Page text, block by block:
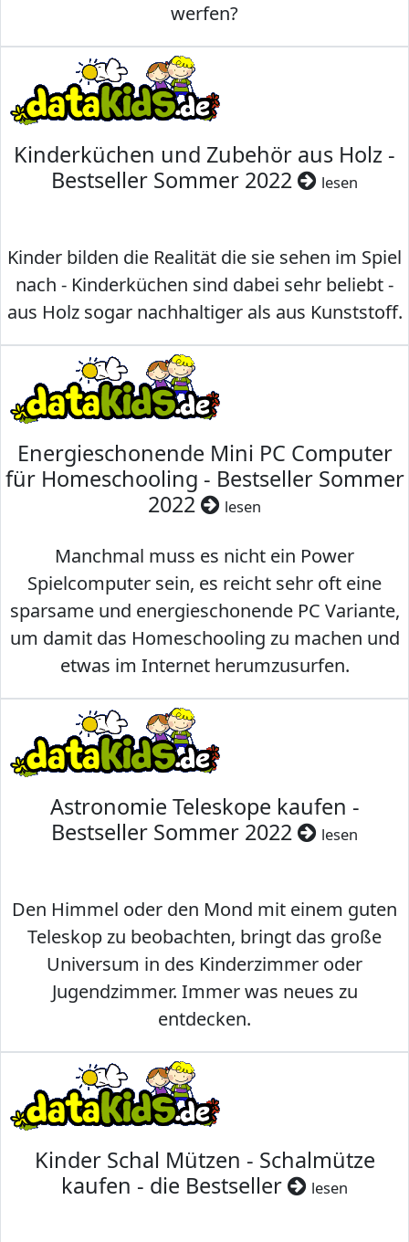
werfen?
Kinderküchen und Zubehör aus Holz -
Bestseller Sommer 2022
lesen
Kinder bilden die Realität die sie sehen im Spiel
nach - Kinderküchen sind dabei sehr beliebt -
aus Holz sogar nachhaltiger als aus Kunststoff.
Energieschonende Mini PC Computer
für Homeschooling - Bestseller Sommer
2022
lesen
Manchmal muss es nicht ein Power
Spielcomputer sein, es reicht sehr oft eine
sparsame und energieschonende PC Variante,
um damit das Homeschooling zu machen und
etwas im Internet herumzusurfen.
Astronomie Teleskope kaufen -
Bestseller Sommer 2022
lesen
Den Himmel oder den Mond mit einem guten
Teleskop zu beobachten, bringt das große
Universum in des Kinderzimmer oder
Jugendzimmer. Immer was neues zu
entdecken.
Kinder Schal Mützen - Schalmütze
kaufen - die Bestseller
lesen